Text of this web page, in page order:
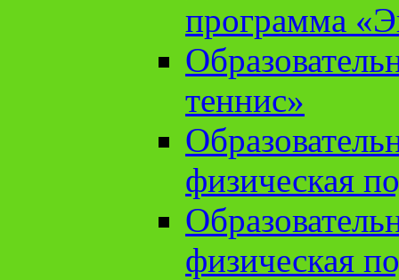
программа
теннис»
физическая
физическая